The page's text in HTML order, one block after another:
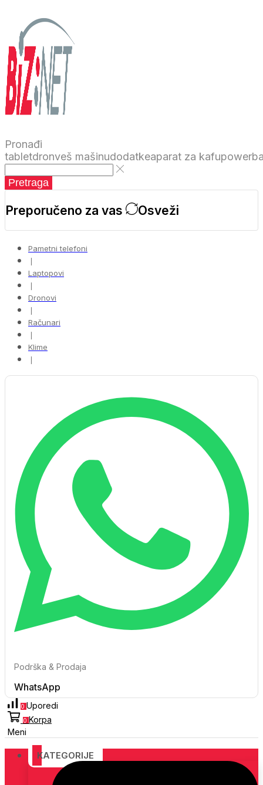
Pronađi
tabletdronveš mašinudodatkeaparat za kafu
Pretraga
Preporučeno za vas Osveži
Pametni telefoni
❘
Laptopovi
❘
Dronovi
❘
Računari
❘
Klime
❘
Podrška & Prodaja
WhatsApp
0 Uporedi
0 Korpa
Meni
KATEGORIJE